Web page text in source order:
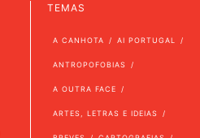
TEMAS
A CANHOTA AI PORTUGAL
ANTROPOFOBIAS
A OUTRA FACE
ARTES, LETRAS E IDEIAS